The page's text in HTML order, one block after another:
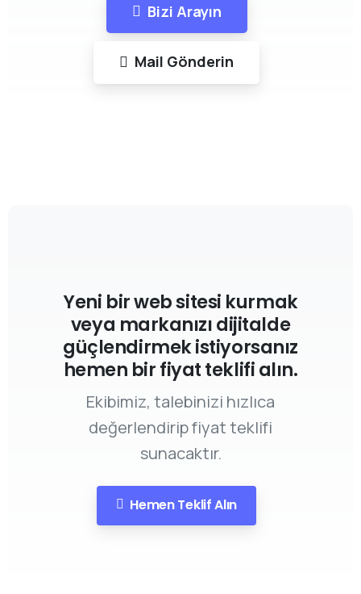
Bizi Arayın
Mail Gönderin
Yeni bir web sitesi kurmak
veya markanızı dijitalde
güçlendirmek istiyorsanız
hemen bir fiyat teklifi alın.
Ekibimiz, talebinizi hızlıca
değerlendirip fiyat teklifi
sunacaktır.
Hemen Teklif Alın